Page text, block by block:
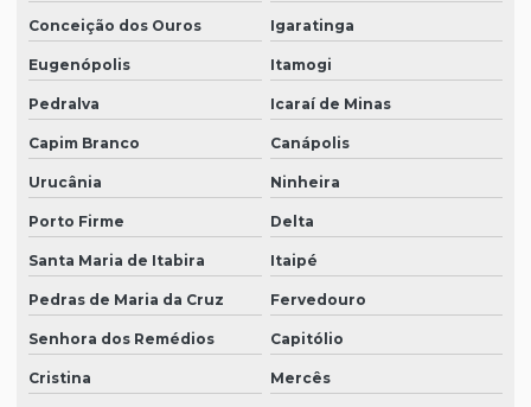
Conceição dos Ouros Igaratinga
Eugenópolis Itamogi
Pedralva Icaraí de Minas
Capim Branco Canápolis
Urucânia Ninheira
Porto Firme Delta
Santa Maria de Itabira Itaipé
Pedras de Maria da Cruz Fervedouro
Senhora dos Remédios Capitólio
Cristina Mercês